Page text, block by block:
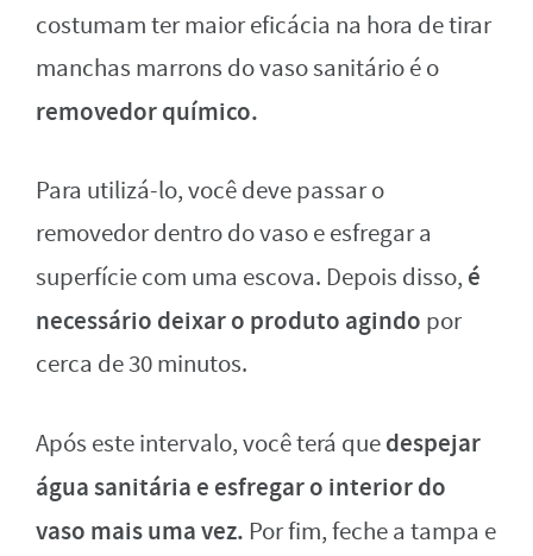
costumam ter maior eficácia na hora de tirar
manchas marrons do vaso sanitário é o
removedor químico.
Para utilizá-lo, você deve passar o
removedor dentro do vaso e esfregar a
superfície com uma escova. Depois disso, é
necessário deixar o produto agindo por
cerca de 30 minutos.
Após este intervalo, você terá quedespejar
água sanitária e esfregar o interior do
vaso mais uma vez. Por fim, feche a tampa e